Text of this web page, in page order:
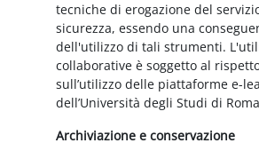
tecniche di erogazione del
sicurezza, essendo una
dell'utilizzo di tali strumenti.
collaborative è soggetto al
sull’utilizzo delle piattaforme e-
dell’Università degli Studi di
Archiviazione e conservazione